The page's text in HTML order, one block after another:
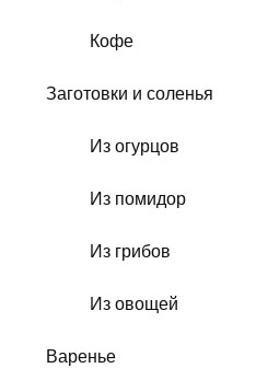
Кофе
Заготовки и соленья
Из огурцов
Из помидор
Из грибов
Из овощей
Варенье